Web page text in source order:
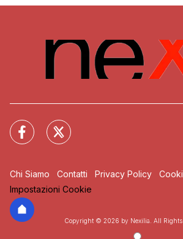
Chi Siamo Contatti Privacy Policy
Impostazioni Cookie
Copyright © 2026 by Nexilia. All Rights